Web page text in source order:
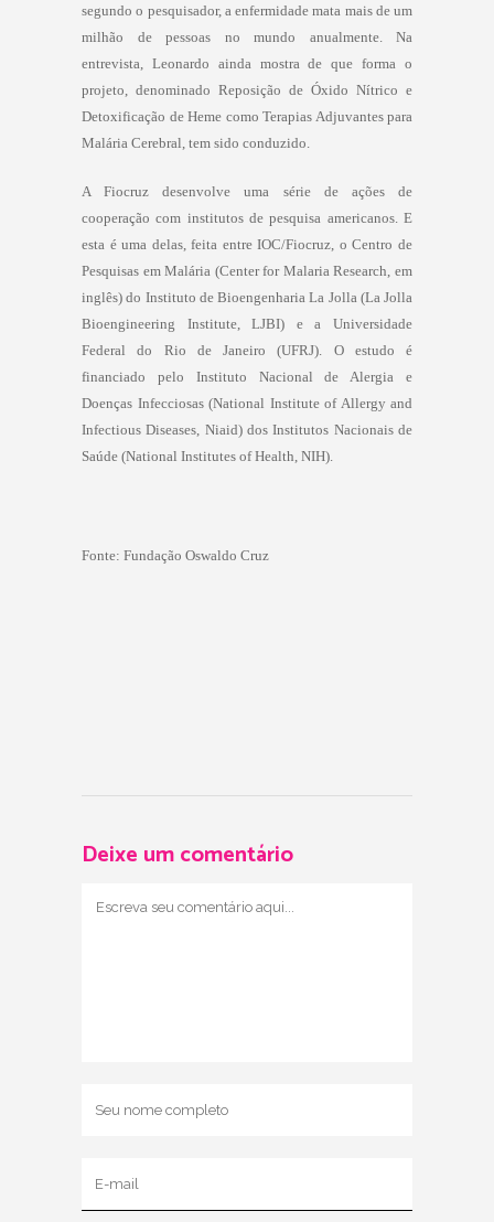
segundo o pesquisador, a enfermidade mata mais de um
milhão de pessoas no mundo anualmente. Na
entrevista, Leonardo ainda mostra de que forma o
projeto, denominado Reposição de Óxido Nítrico e
Detoxificação de Heme como Terapias Adjuvantes para
Malária Cerebral, tem sido conduzido.
A Fiocruz desenvolve uma série de ações de
cooperação com institutos de pesquisa americanos. E
esta é uma delas, feita entre IOC/Fiocruz, o Centro de
Pesquisas em Malária (Center for Malaria Research, em
inglês) do Instituto de Bioengenharia La Jolla (La Jolla
Bioengineering Institute, LJBI) e a Universidade
Federal do Rio de Janeiro (UFRJ). O estudo é
financiado pelo Instituto Nacional de Alergia e
Doenças Infecciosas (National Institute of Allergy and
Infectious Diseases, Niaid) dos Institutos Nacionais de
Saúde (National Institutes of Health, NIH).
Fonte: Fundação Oswaldo Cruz
Deixe um comentário